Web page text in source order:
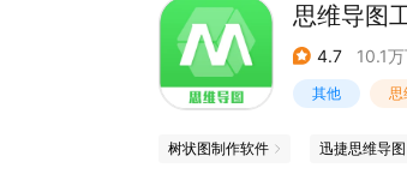
#多端云同步#
拥有桌面端、在线端、移动端、
思维导图
4.7 10.1
其他 思
树状图制作软件 迅捷思维导图